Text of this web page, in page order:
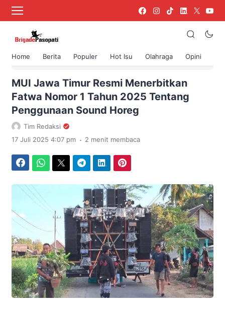
Home Berita Populer Hot Isu Olahraga Opini
›
MUI Jawa Timur Resmi Menerbitkan
Fatwa Nomor 1 Tahun 2025 Tentang
Penggunaan Sound Horeg
Tim Redaksi
17 Juli 2025 4:07 pm . 2 menit membaca